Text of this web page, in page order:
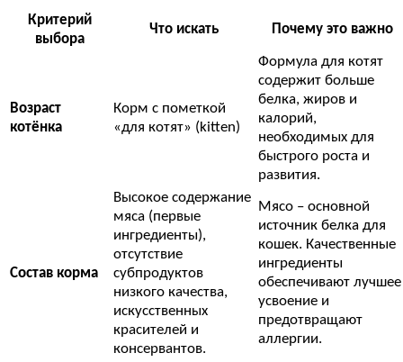
Критерий
выбора
Что искать Почему это важно
Возраст
котёнка
Корм с пометкой
«для котят» (kitten)
Формула для котят
содержит больше
белка, жиров и
калорий,
необходимых для
быстрого роста и
развития.
Состав корма
Высокое содержание
мяса (первые
ингредиенты),
отсутствие
субпродуктов
низкого качества,
искусственных
красителей и
консервантов.
Мясо – основной
источник белка для
кошек. Качественные
ингредиенты
обеспечивают лучшее
усвоение и
предотвращают
аллергии.